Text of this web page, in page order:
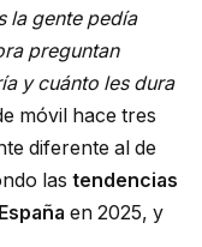
la gente pedía
preguntan
y cuánto les dura
móvil hace tres
diferente al de
las tendencias
en 2025, y